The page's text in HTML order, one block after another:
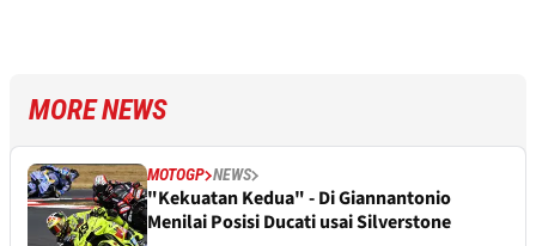
MORE NEWS
MOTOGP NEWS
"Kekuatan Kedua" - Di Giannantonio
Menilai Posisi Ducati usai Silverstone